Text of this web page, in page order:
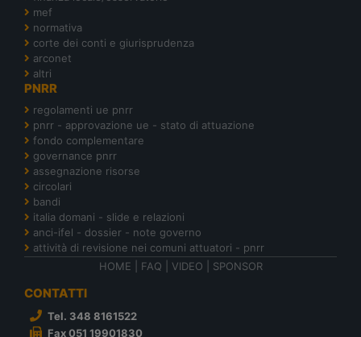
mef
normativa
corte dei conti e giurisprudenza
arconet
altri
PNRR
regolamenti ue pnrr
pnrr - approvazione ue - stato di attuazione
fondo complementare
governance pnrr
assegnazione risorse
circolari
bandi
italia domani - slide e relazioni
anci-ifel - dossier - note governo
attività di revisione nei comuni attuatori - pnrr
HOME
FAQ VIDEO SPONSOR
CONTATTI
Tel. 348 8161522
Fax 051 19901830